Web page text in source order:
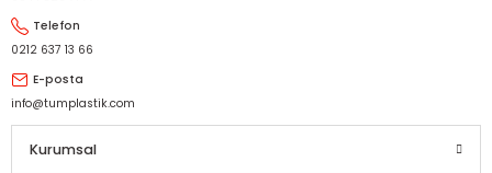
Telefon
0212 637 13 66
E-posta
info@tumplastik.com
Kurumsal